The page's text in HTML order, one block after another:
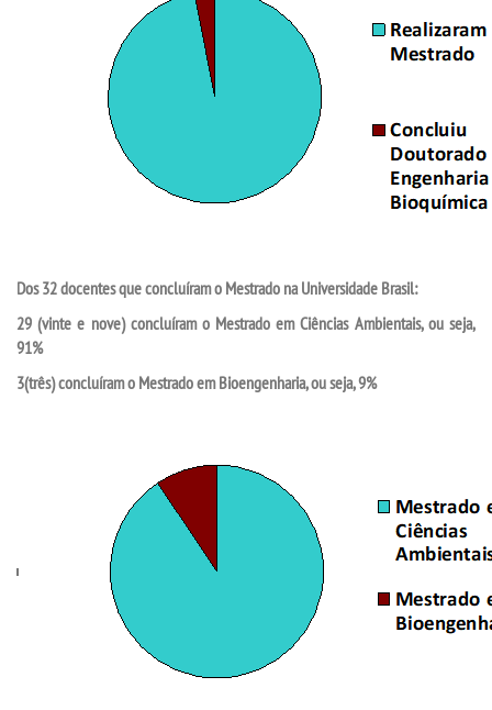
Dos 32 docentes que concluíram o Mestrado na Universidade Brasil:
29 (vinte e nove) concluíram o Mestrado em Ciências Ambientais, ou seja,
91%
3(três) concluíram o Mestrado em Bioengenharia, ou seja, 9%